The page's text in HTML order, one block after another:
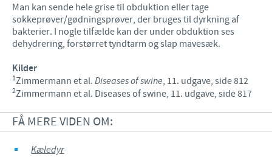
Man kan sende hele grise til obduktion eller tage
sokkeprøver/gødningsprøver, der bruges til dyrkning af
bakterier. I nogle tilfælde kan der under obduktion ses
dehydrering, forstørret tyndtarm og slap mavesæk.
Kilder
1Zimmermann et al. Diseases of swine, 11. udgave, side 812
2Zimmermann et al. Diseases of swine, 11. udgave, side 817
FÅ MERE VIDEN OM:
Kæledyr